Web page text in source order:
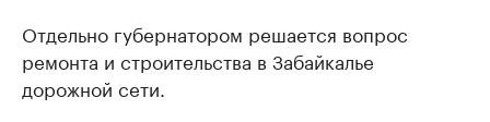
Отдельно губернатором решается вопрос
ремонта и строительства в Забайкалье
дорожной сети.